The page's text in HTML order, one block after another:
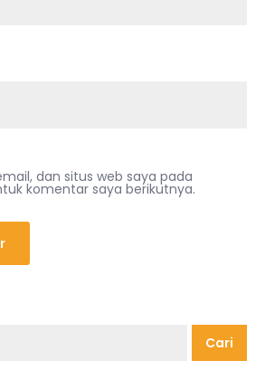
dan situs web saya pada
komentar saya berikutnya.
Cari